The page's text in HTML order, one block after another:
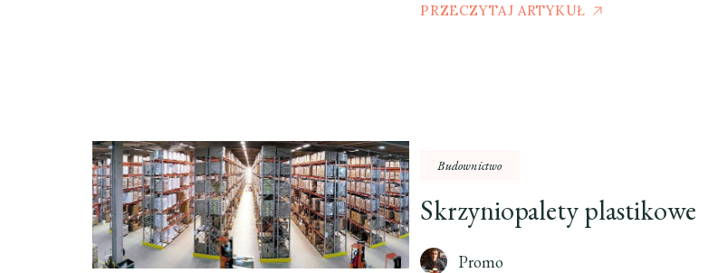
PRZECZYTAJ ARTYKUŁ
Budownictwo
Skrzyniopalety plastikowe
Promo